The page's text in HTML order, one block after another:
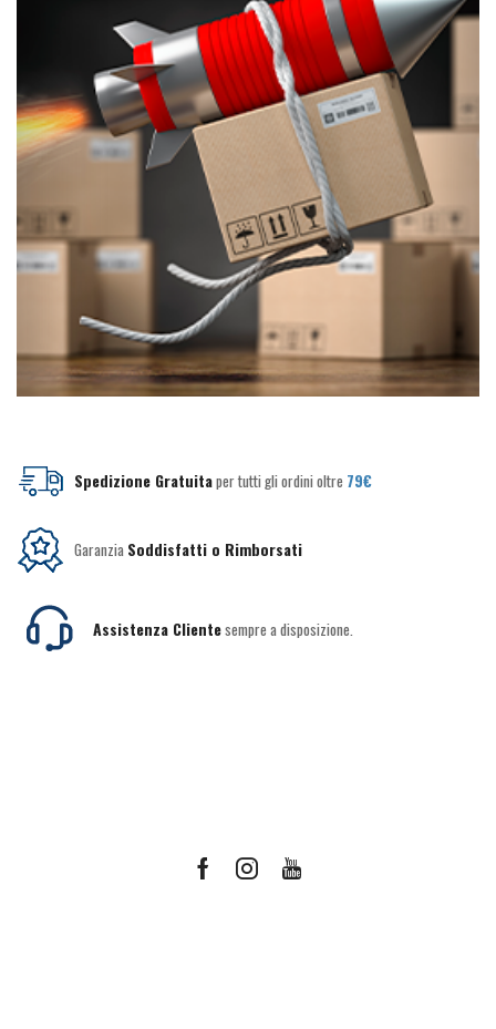
pagina
del
prodotto
pagina
del
prodotto
Spedizione Gratuitaper tutti gli ordini oltre 79€
Garanzia Soddisfatti o Rimborsati
Assistenza Clientesempre a disposizione.
FacebookInstagramYoutube